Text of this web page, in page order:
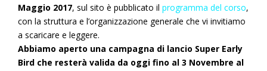
Maggio 2017, sul sito è pubblicato ilprogramma del corso,
con la struttura e l’organizzazione generale che vi invitiamo
a scaricare e leggere.
Abbiamo aperto una campagna di lancio Super Early
Bird che resterà valida da oggi fino al 3 Novembre al